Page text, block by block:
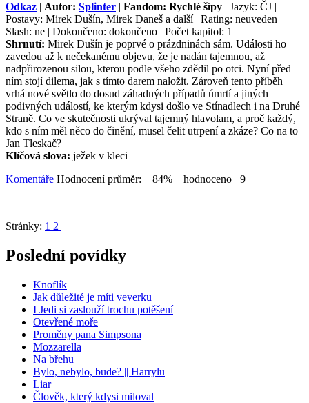
Odkaz | Autor: Splinter | Fandom: Rychlé šípy | Jazyk: ČJ |
Postavy: Mirek Dušín, Mirek Daneš a další | Rating: neuveden |
Slash: ne | Dokončeno: dokončeno | Počet kapitol: 1
Shrnutí: Mirek Dušín je poprvé o prázdninách sám. Události ho
zavedou až k nečekanému objevu, že je nadán tajemnou, až
nadpřirozenou silou, kterou podle všeho zdědil po otci. Nyní před
ním stojí dilema, jak s tímto darem naložit. Zároveň tento příběh
vrhá nové světlo do dosud záhadných případů úmrtí a jiných
podivných událostí, ke kterým kdysi došlo ve Stínadlech i na Druhé
Straně. Co ve skutečnosti ukrýval tajemný hlavolam, a proč každý,
kdo s ním měl něco do činění, musel čelit utrpení a zkáze? Co na to
Jan Tleskač?
Klíčová slova: ježek v kleci
Komentáře Hodnocení průměr: 84% hodnoceno 9
Stránky: 1 2
Poslední povídky
Knoflík
Jak důležité je míti veverku
I Jedi si zaslouží trochu potěšení
Otevřené moře
Proměny pana Simpsona
Mozzarella
Na břehu
Bylo, nebylo, bude? || Harrylu
Liar
Člověk, který kdysi miloval